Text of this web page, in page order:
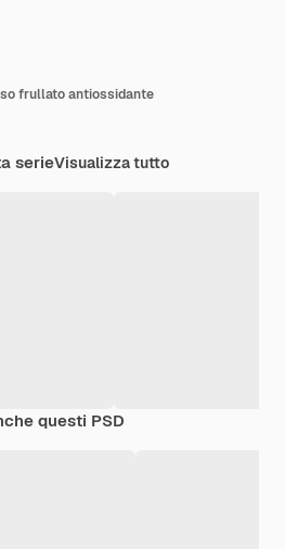
frullato antiossidante
serieVisualizza tutto
questi PSD